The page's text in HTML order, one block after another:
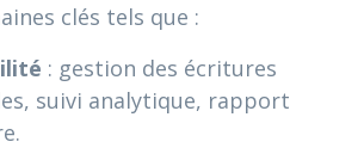
clés tels que :
: gestion des écritures
suivi analytique, rapport